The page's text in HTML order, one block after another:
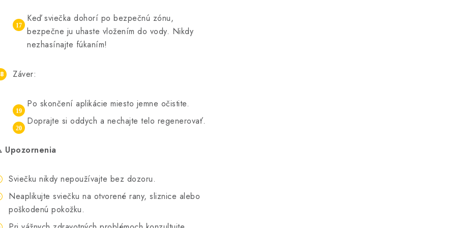
Keď sviečka dohorí po bezpečnú zónu,
bezpečne ju uhaste vložením do vody. Nikdy
nezhasínajte fúkaním!
Záver:
Po skončení aplikácie miesto jemne očistite.
Doprajte si oddych a nechajte telo regenerovať.
Upozornenia
Sviečku nikdy nepoužívajte bez dozoru.
Neaplikujte sviečku na otvorené rany, sliznice alebo
poškodenú pokožku.